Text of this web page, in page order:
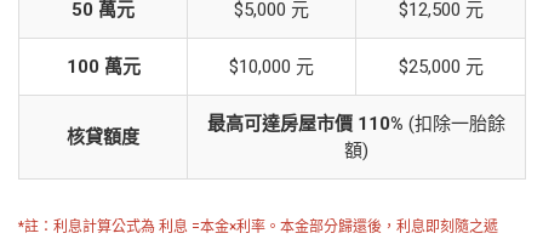
50 萬元 $5,000 元 $12,500 元
100 萬元 $10,000 元 $25,000 元
核貸額度
最高可達房屋市價 110% (扣除一胎餘
額)
*註：利息計算公式為 利息 =本金×利率。本金部分歸還後，利息即刻隨之遞